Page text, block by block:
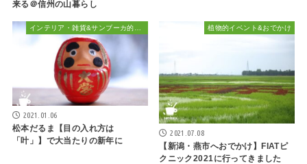
来る＠信州の山暮らし
2021.01.06
松本だるま【目の入れ方は
「叶」】で大当たりの新年に
植物的イベント&おでかけ
2021.07.08
【新潟・燕市へおでかけ】FIATピ
クニック2021に行ってきました